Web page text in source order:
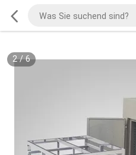
2/6